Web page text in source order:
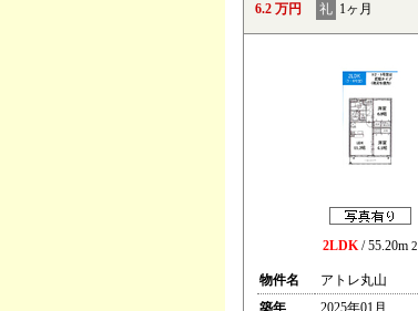
6.2 万円 礼 1ヶ月
2LDK/ 55.20m 2
物件名
アトレ丸山